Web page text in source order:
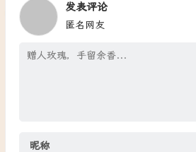
发表评论
匿名网友
昵称